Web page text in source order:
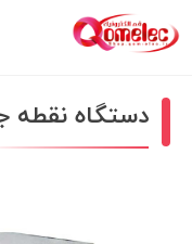
دستگاه نقطه